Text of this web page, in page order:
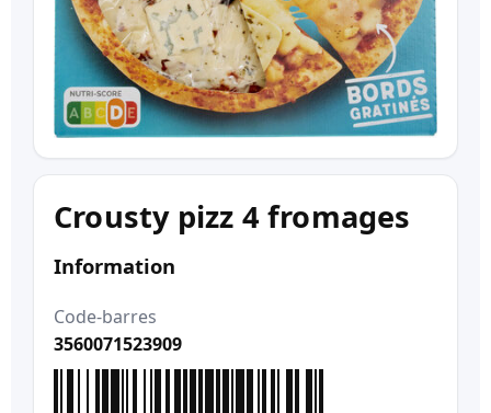
Crousty pizz 4 fromages
Information
Code-barres
3560071523909